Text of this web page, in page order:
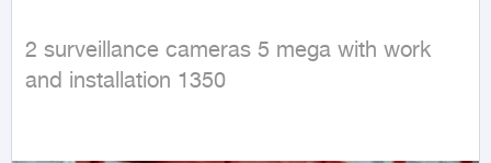
2 surveillance cameras 5 mega with work
and installation 1350